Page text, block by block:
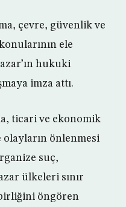
çevre, güvenlik ve
ele
hukuki
imza attı.
ticari ve ekonomik
olayların önlenmesi
suç,
ülkeleri sınır
öngören